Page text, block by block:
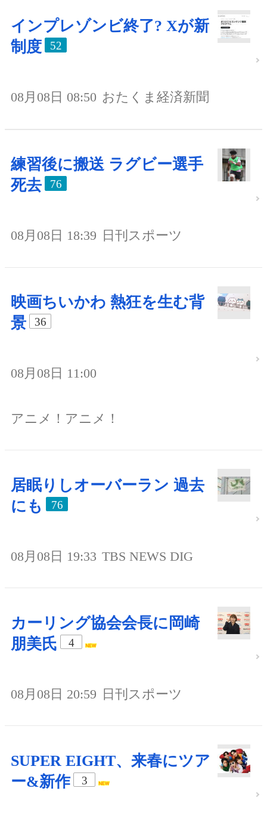
インプレゾンビ終了? Xが新
制度
52
08月08日 08:50 おたくま経済新聞
練習後に搬送 ラグビー選手
死去
76
08月08日 18:39 日刊スポーツ
映画ちいかわ 熱狂を生む背
景
36
08月08日 11:00
アニメ！アニメ！
居眠りしオーバーラン 過去
にも
76
08月08日 19:33 TBS NEWS DIG
カーリング協会会長に岡崎
朋美氏
4
08月08日 20:59 日刊スポーツ
SUPER EIGHT、来春にツア
ー&新作
3